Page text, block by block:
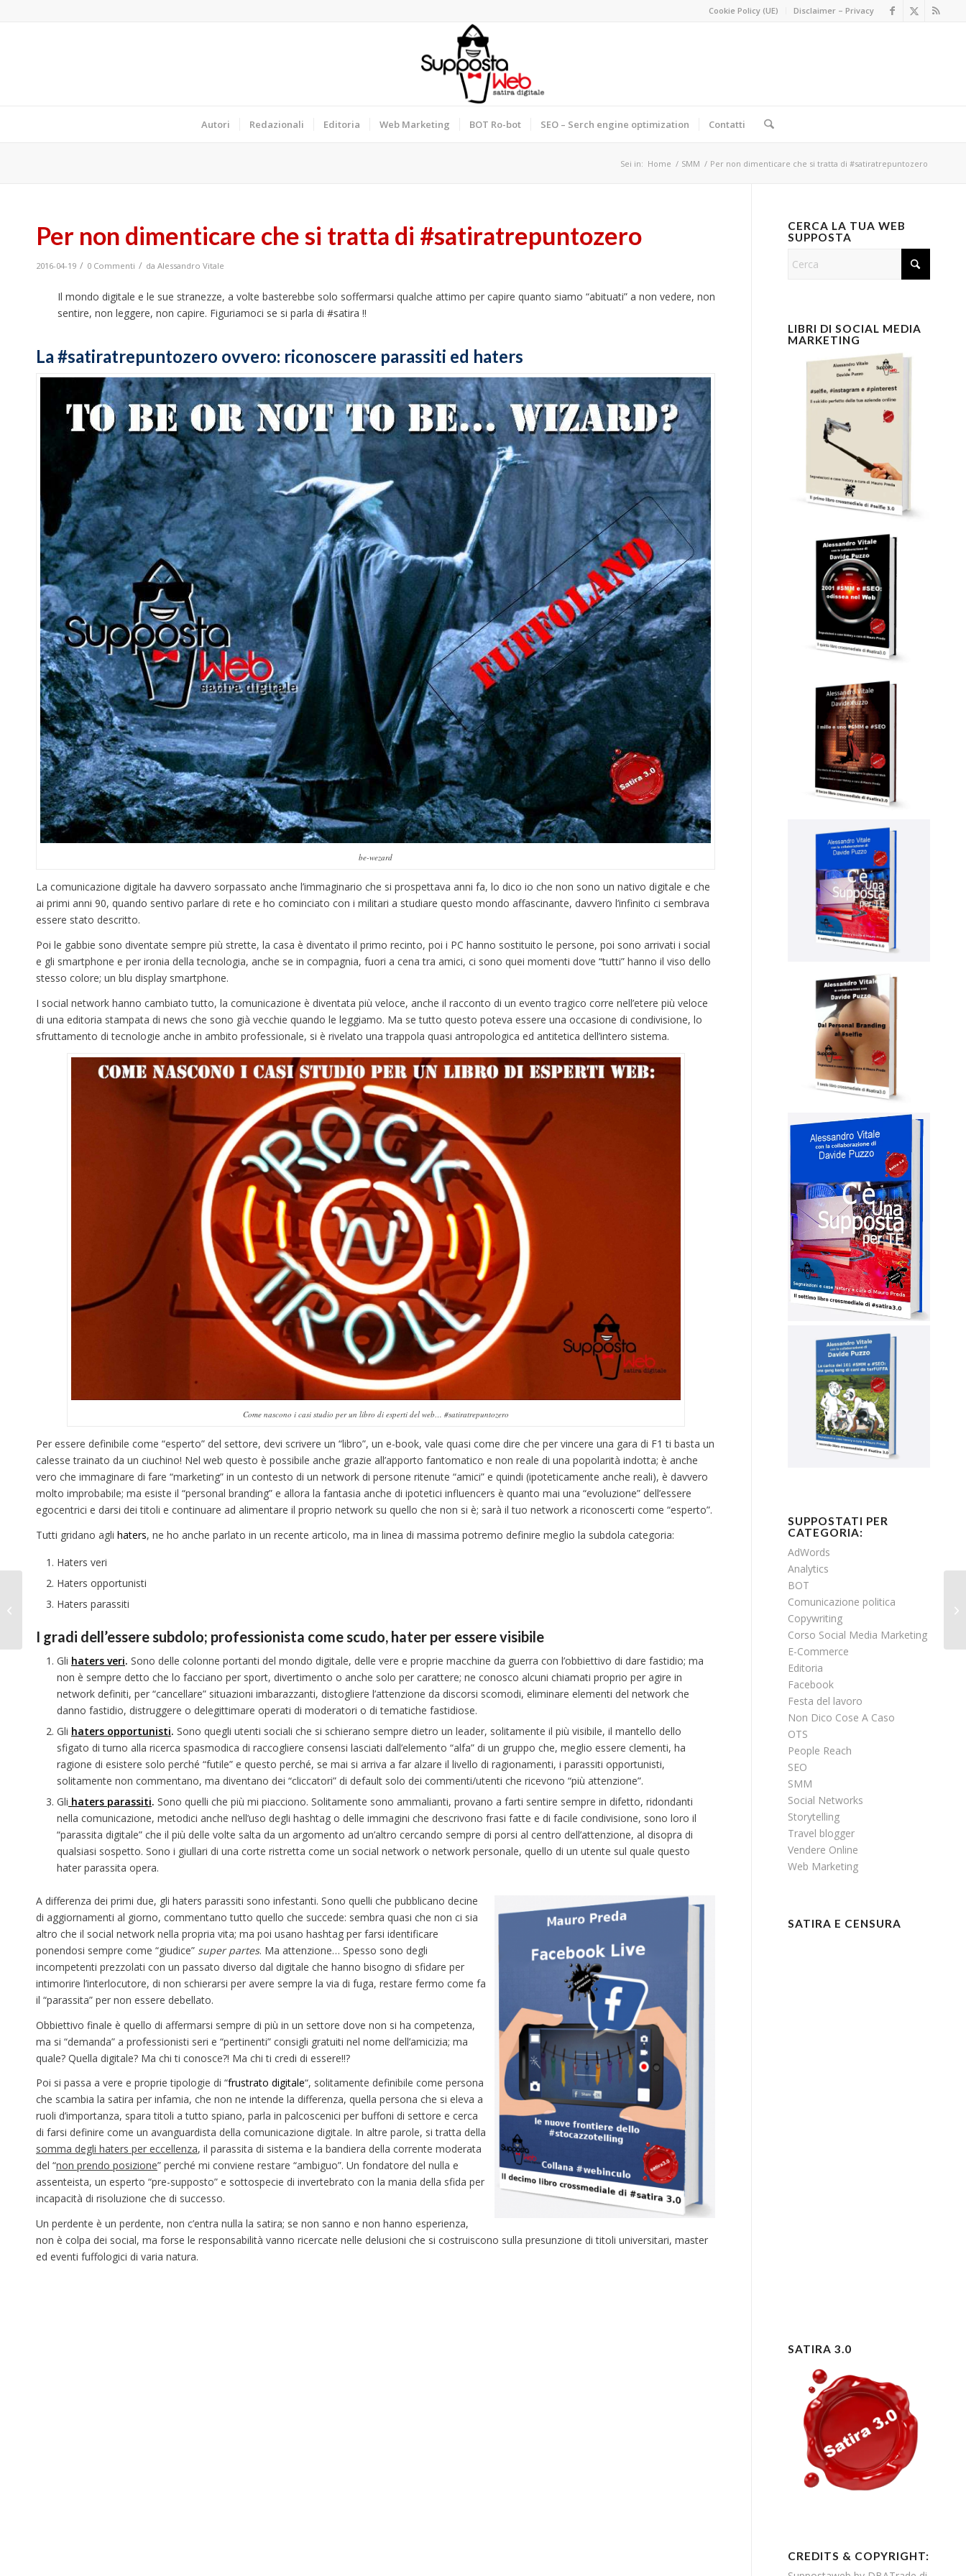
Cookie Policy (UE) Disclaimer – Privacy
Autori Redazionali Editoria Web Marketing BOT Ro-bot SEO – Serch engine optimization Contatti
Sei in: Home / SMM / Per non dimenticare che si tratta di ‪#‎satiratrepuntozero
Per non dimenticare che si tratta di ‪#‎satiratrepuntozero
2016-04-19 / 0 Commenti / da Alessandro Vitale
Il mondo digitale e le sue stranezze, a volte basterebbe solo soffermarsi qualche attimo per capire quanto siamo “abituati” a non vedere, non
sentire, non leggere, non capire. Figuriamoci se si parla di #satira !!
La #‎satiratrepuntozero ovvero: riconoscere parassiti ed haters
be-wezard
La comunicazione digitale ha davvero sorpassato anche l’immaginario che si prospettava anni fa, lo dico io che non sono un nativo digitale e che
ai primi anni 90, quando sentivo parlare di rete e ho cominciato con i militari a studiare questo mondo affascinante, davvero l’infinito ci sembrava
essere stato descritto.
Poi le gabbie sono diventate sempre più strette, la casa è diventato il primo recinto, poi i PC hanno sostituito le persone, poi sono arrivati i social
e gli smartphone e per ironia della tecnologia, anche se in compagnia, fuori a cena tra amici, ci sono quei momenti dove “tutti” hanno il viso dello
stesso colore; un blu display smartphone.
I social network hanno cambiato tutto, la comunicazione è diventata più veloce, anche il racconto di un evento tragico corre nell’etere più veloce
di una editoria stampata di news che sono già vecchie quando le leggiamo. Ma se tutto questo poteva essere una occasione di condivisione, lo
sfruttamento di tecnologie anche in ambito professionale, si è rivelato una trappola quasi antropologica ed antitetica dell’intero sistema.
Come nascono i casi studio per un libro di esperti del web… #satiratrepuntozero
Per essere definibile come “esperto” del settore, devi scrivere un “libro”, un e-book, vale quasi come dire che per vincere una gara di F1 ti basta un
calesse trainato da un ciuchino! Nel web questo è possibile anche grazie all’apporto fantomatico e non reale di una popolarità indotta; è anche
vero che immaginare di fare “marketing” in un contesto di un network di persone ritenute “amici” e quindi (ipoteticamente anche reali), è davvero
molto improbabile; ma esiste il “personal branding” e allora la fantasia anche di ipotetici influencers è quanto mai una “evoluzione” dell’essere
egocentrici e darsi dei titoli e continuare ad alimentare il proprio network su quello che non si è; sarà il tuo network a riconoscerti come “esperto”.
Tutti gridano agli haters, ne ho anche parlato in un recente articolo, ma in linea di massima potremo definire meglio la subdola categoria:
Haters veri
Haters opportunisti
Haters parassiti
I gradi dell’essere subdolo; professionista come scudo, hater per essere visibile
Gli haters veri. Sono delle colonne portanti del mondo digitale, delle vere e proprie macchine da guerra con l’obbiettivo di dare fastidio; ma
non è sempre detto che lo facciano per sport, divertimento o anche solo per carattere; ne conosco alcuni chiamati proprio per agire in
network definiti, per “cancellare” situazioni imbarazzanti, distogliere l’attenzione da discorsi scomodi, eliminare elementi del network che
danno fastidio, distruggere o delegittimare operati di moderatori o di tematiche fastidiose.
Gli haters opportunisti. Sono quegli utenti sociali che si schierano sempre dietro un leader, solitamente il più visibile, il mantello dello
sfigato di turno alla ricerca spasmodica di raccogliere consensi lasciati dall’elemento “alfa” di un gruppo che, meglio essere clementi, ha
ragione di esistere solo perché “futile” e questo perché, se mai si arriva a far alzare il livello di ragionamenti, i parassiti opportunisti,
solitamente non commentano, ma diventano dei “cliccatori” di default solo dei commenti/utenti che ricevono “più attenzione”.
Gli haters parassiti. Sono quelli che più mi piacciono. Solitamente sono ammalianti, provano a farti sentire sempre in difetto, ridondanti
nella comunicazione, metodici anche nell’uso degli hashtag o delle immagini che descrivono frasi fatte e di facile condivisione, sono loro il
“parassita digitale” che il più delle volte salta da un argomento ad un’altro cercando sempre di porsi al centro dell’attenzione, al disopra di
qualsiasi sospetto. Sono i giullari di una corte ristretta come un social network o network personale, quello di un utente sul quale questo
hater parassita opera.
A differenza dei primi due, gli haters parassiti sono infestanti. Sono quelli che pubblicano decine
di aggiornamenti al giorno, commentano tutto quello che succede: sembra quasi che non ci sia
altro che il social network nella propria vita; ma poi usano hashtag per farsi identificare
ponendosi sempre come “giudice” super partes. Ma attenzione… Spesso sono degli
incompetenti prezzolati con un passato diverso dal digitale che hanno bisogno di sfidare per
intimorire l’interlocutore, di non schierarsi per avere sempre la via di fuga, restare fermo come fa
il “parassita” per non essere debellato.
Obbiettivo finale è quello di affermarsi sempre di più in un settore dove non si ha competenza,
ma si “demanda” a professionisti seri e “pertinenti” consigli gratuiti nel nome dell’amicizia; ma
quale? Quella digitale? Ma chi ti conosce?! Ma chi ti credi di essere!!?
Poi si passa a vere e proprie tipologie di “frustrato digitale“, solitamente definibile come persona
che scambia la satira per infamia, che non ne intende la differenza, quella persona che si eleva a
ruoli d’importanza, spara titoli a tutto spiano, parla in palcoscenici per buffoni di settore e cerca
di farsi definire come un avanguardista della comunicazione digitale. In altre parole, si tratta della
somma degli haters per eccellenza, il parassita di sistema e la bandiera della corrente moderata
del “non prendo posizione” perché mi conviene restare “ambiguo”. Un fondatore del nulla e
assenteista, un esperto “pre-supposto” e sottospecie di invertebrato con la mania della sfida per
incapacità di risoluzione che di successo.
Un perdente è un perdente, non c’entra nulla la satira; se non sanno e non hanno esperienza,
non è colpa dei social, ma forse le responsabilità vanno ricercate nelle delusioni che si costruiscono sulla presunzione di titoli universitari, master
ed eventi fuffologici di varia natura.
CERCA LA TUA WEB
SUPPOSTA
LIBRI DI SOCIAL MEDIA
MARKETING
SUPPOSTATI PER
CATEGORIA:
AdWords
Analytics
BOT
Comunicazione politica
Copywriting
Corso Social Media Marketing
E-Commerce
Editoria
Facebook
Festa del lavoro
Non Dico Cose A Caso
OTS
People Reach
SEO
SMM
Social Networks
Storytelling
Travel blogger
Vendere Online
Web Marketing
SATIRA E CENSURA
SATIRA 3.0
CREDITS & COPYRIGHT:
Morale ed etica, ti rubo
il cliente promettendo